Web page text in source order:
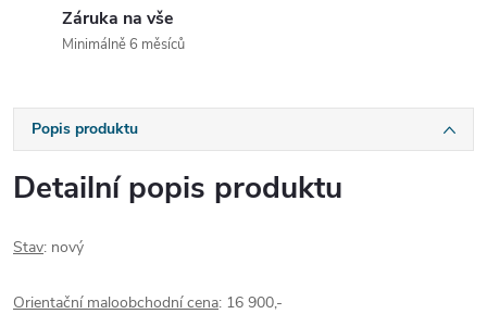
Záruka na vše
Minimálně 6 měsíců
Popis produktu
Detailní popis produktu
Stav: nový
Orientační maloobchodní cena: 16 900,-